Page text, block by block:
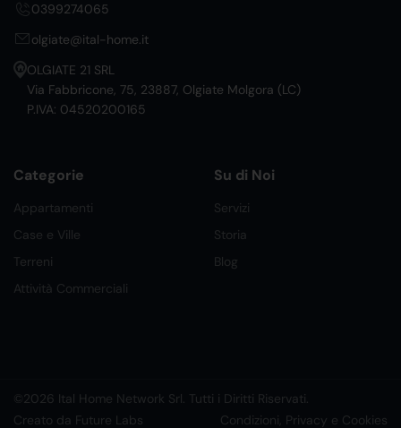
0399274065
olgiate@ital-home.it
OLGIATE 21 SRL
Via Fabbricone, 75, 23887, Olgiate Molgora (LC)
P.IVA: 04520200165
Categorie
Appartamenti
Case e Ville
Terreni
Attività Commerciali
Su di Noi
Servizi
Storia
Blog
©2026 Ital Home Network Srl. Tutti i Diritti Riservati.
Creato da Future Labs
Condizioni, Privacy e Cookies